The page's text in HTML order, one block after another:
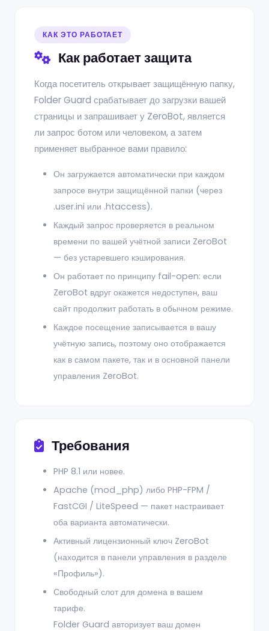
КАК ЭТО РАБОТАЕТ
Как работает защита
Когда посетитель открывает защищённую папку,
Folder Guard срабатывает до загрузки вашей
страницы и запрашивает у ZeroBot, является
ли запрос ботом или человеком, а затем
применяет выбранное вами правило:
Он загружается автоматически при каждом
запросе внутри защищённой папки (через
.user.ini или .htaccess).
Каждый запрос проверяется в реальном
времени по вашей учётной записи ZeroBot
— без устаревшего кэширования.
Он работает по принципу fail-open: если
ZeroBot вдруг окажется недоступен, ваш
сайт продолжит работать в обычном режиме.
Каждое посещение записывается в вашу
учётную запись, поэтому оно отображается
как в самом пакете, так и в основной панели
управления ZeroBot.
Требования
PHP 8.1 или новее.
Apache (mod_php) либо PHP-FPM /
FastCGI / LiteSpeed — пакет настраивает
оба варианта автоматически.
Активный лицензионный ключ ZeroBot
(находится в панели управления в разделе
«Профиль»).
Свободный слот для домена в вашем
тарифе.
Folder Guard авторизует ваш домен